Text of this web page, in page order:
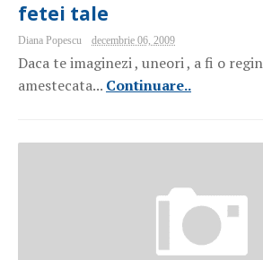
fetei tale
Diana Popescu decembrie 06, 2009
Daca te imaginezi , uneori , a fi o
amestecata... Continuare..